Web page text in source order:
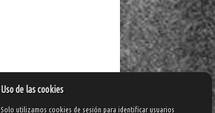
Uso de las cookies
Solo utilizamos cookies de sesión para identificar usuarios